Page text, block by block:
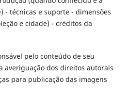
- técnicas e suporte - dimensões
e cidade) - créditos da
pelo conteúdo de seu
averiguação dos direitos autorais
para publicação das imagens